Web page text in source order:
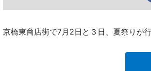
京橋東商店街で7月2日と３日、夏祭りが